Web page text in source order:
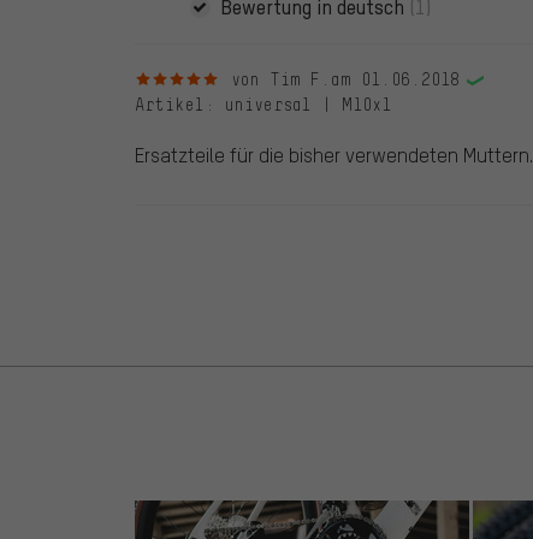
Bewertung in deutsch (1)
5 von 5 Sternenvon Tim F. am 01.06.2018
Artikel : universal | M10x1
Ersatzteile für die bisher verwendeten Muttern.